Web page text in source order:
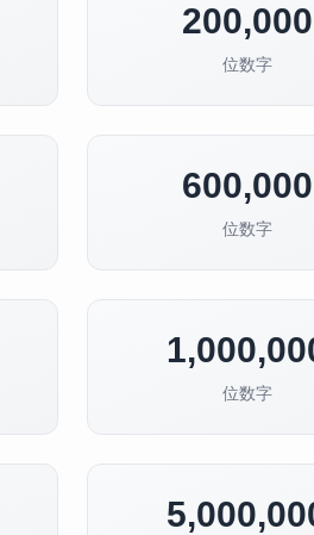
200,000
位数字
600,000
位数字
位数字